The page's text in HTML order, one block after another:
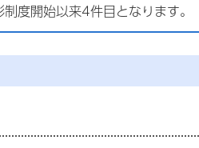
度開始以来4件目となります。